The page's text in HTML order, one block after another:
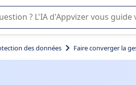
vous guide dans l'utilisation ou
des données Faire converger la